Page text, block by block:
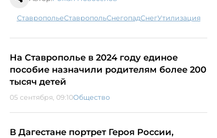
Ставрополье Ставрополь снегопад снег утилизация
На Ставрополье в 2024 году единое
пособие назначили родителям более 200
тысяч детей
05 сентября, 09:10Общество
В Дагестане портрет Героя России,